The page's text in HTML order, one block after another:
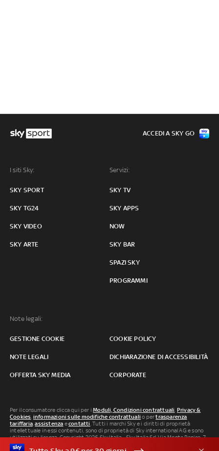
I siti Sky:
SKY SPORT
SKY TG24
SKY VIDEO
SKY ARTE
Servizi:
SKY TV
SKY APPS
NOW
SKY BAR
SPAZI SKY
PROGRAMMI
Note legali:
GESTIONE COOKIE COOKIE POLICY
NOTE LEGALI DICHIARAZIONE DI ACCESSIBILITÀ
OFFERTA SKY MEDIA CORPORATE
ACCEDI A SKY GO
Per il consumatore clicca qui per iModuli, Condizioni contrattuali, Privacy &
Cookies, informazioni sulle modifiche contrattuali o pertrasparenza
tariffaria,assistenza econtatti. Tutti i marchi Sky e i diritti di proprietà
intellettuale in essi contenuti, sono di proprietà di Sky international AG e sono
utilizzati su licenza. Copyright 2026 Sky Italia - Sky Italia Srl Via Monte Penice, 7 -
20138 Milano P.IVA 04619241005. SkyTG24: ISSN 3035-1537 e SkySport: ISSN